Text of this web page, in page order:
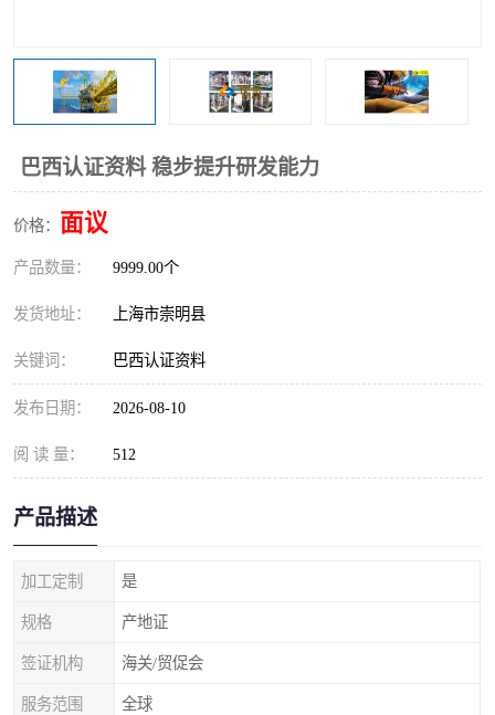
巴西认证资料 稳步提升研发能力
价格： 面议
产品数量： 9999.00个
发货地址： 上海市崇明县
关键词： 巴西认证资料
发布日期： 2026-08-10
阅 读 量： 512
产品描述
加工定制 是
规格 产地证
签证机构 海关/贸促会
服务范围 全球